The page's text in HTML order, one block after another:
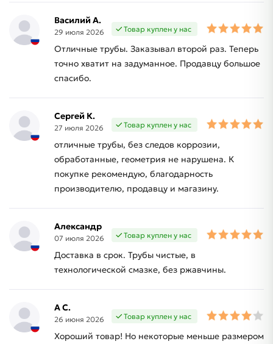
Василий А.
29 июля 2026 Товар куплен у нас
Отличные трубы. Заказывал второй раз. Теперь
точно хватит на задуманное. Продавцу большое
спасибо.
Сергей К.
27 июля 2026 Товар куплен у нас
отличные трубы, без следов коррозии,
обработанные, геометрия не нарушена. К
покупке рекомендую, благодарность
производителю, продавцу и магазину.
Александр
07 июля 2026 Товар куплен у нас
Доставка в срок. Трубы чистые, в
технологической смазке, без ржавчины.
А С.
26 июня 2026 Товар куплен у нас
Хороший товар! Но некоторые меньше размером